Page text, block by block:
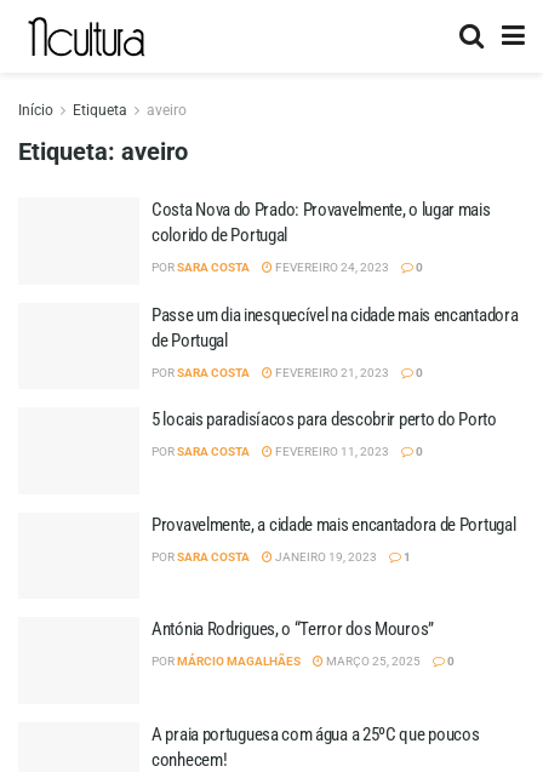
Início Etiqueta aveiro
Etiqueta: aveiro
Costa Nova do Prado: Provavelmente, o lugar mais
colorido de Portugal
PORSARA COSTA FEVEREIRO 24, 2023 0
Passe um dia inesquecível na cidade mais encantadora
de Portugal
PORSARA COSTA FEVEREIRO 21, 2023 0
5 locais paradisíacos para descobrir perto do Porto
PORSARA COSTA FEVEREIRO 11, 2023 0
Provavelmente, a cidade mais encantadora de Portugal
PORSARA COSTA JANEIRO 19, 2023 1
Antónia Rodrigues, o “Terror dos Mouros”
PORMÁRCIO MAGALHÃES MARÇO 25, 2025 0
A praia portuguesa com água a 25ºC que poucos
conhecem!